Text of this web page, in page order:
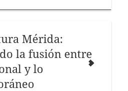
Mérida:
la fusión entre
y lo